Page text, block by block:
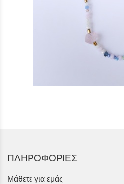
ΠΛΗΡΟΦΟΡΙΕΣ
Μάθετε για εμάς